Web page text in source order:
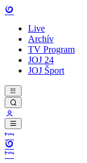
Live
Archív
TV Program
JOJ 24
JOJ Šport